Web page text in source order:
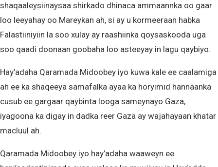
shaqaaleysiinaysaa shirkado dhinaca ammaannka oo gaar
loo leeyahay oo Mareykan ah, si ay u kormeeraan habka
Falastiiniyiin la soo xulay ay raashiinka qoysaskooda uga
soo qaadi doonaan goobaha loo asteeyay in lagu qaybiyo.
Hay’adaha Qaramada Midoobey iyo kuwa kale ee caalamiga
ah ee ka shaqeeya samafalka ayaa ka horyimid hannaanka
cusub ee gargaar qaybinta looga sameynayo Gaza,
iyagoona ka digay in dadka reer Gaza ay wajahayaan khatar
macluul ah.
Qaramada Midoobey iyo hay’adaha waaweyn ee